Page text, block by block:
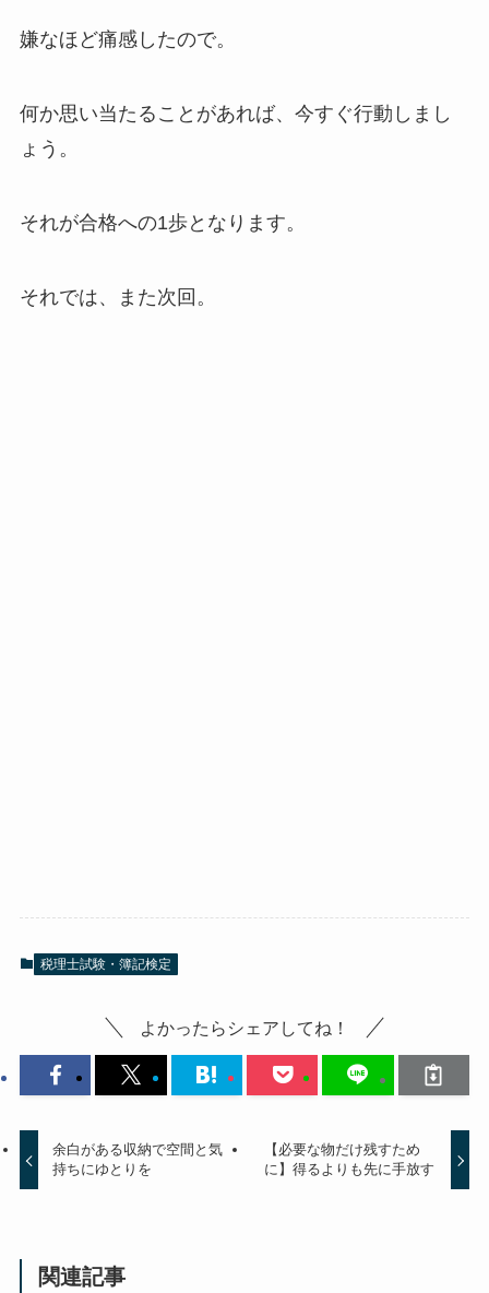
嫌なほど痛感したので。
何か思い当たることがあれば、今すぐ行動しまし
ょう。
それが合格への1歩となります。
それでは、また次回。
税理士試験・簿記検定
よかったらシェアしてね！
余白がある収納で空間と気
持ちにゆとりを
【必要な物だけ残すため
に】得るよりも先に手放す
関連記事